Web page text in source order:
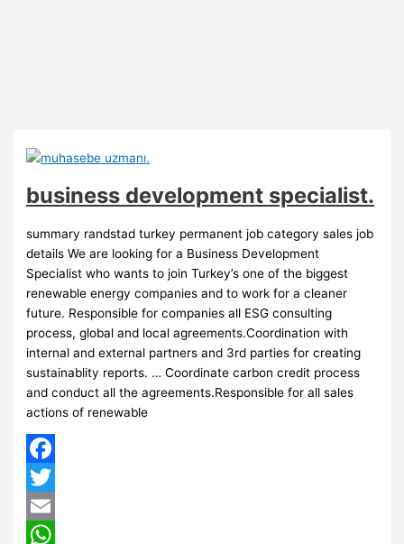
business development specialist.
summary randstad turkey permanent job category sales job
details We are looking for a Business Development
Specialist who wants to join Turkey’s one of the biggest
renewable energy companies and to work for a cleaner
future. Responsible for companies all ESG consulting
process, global and local agreements.Coordination with
internal and external partners and 3rd parties for creating
sustainablity reports. … Coordinate carbon credit process
and conduct all the agreements.Responsible for all sales
actions of renewable
Facebook
Twitter
Email